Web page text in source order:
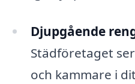
Djupgående
Städföretaget
och kammare i